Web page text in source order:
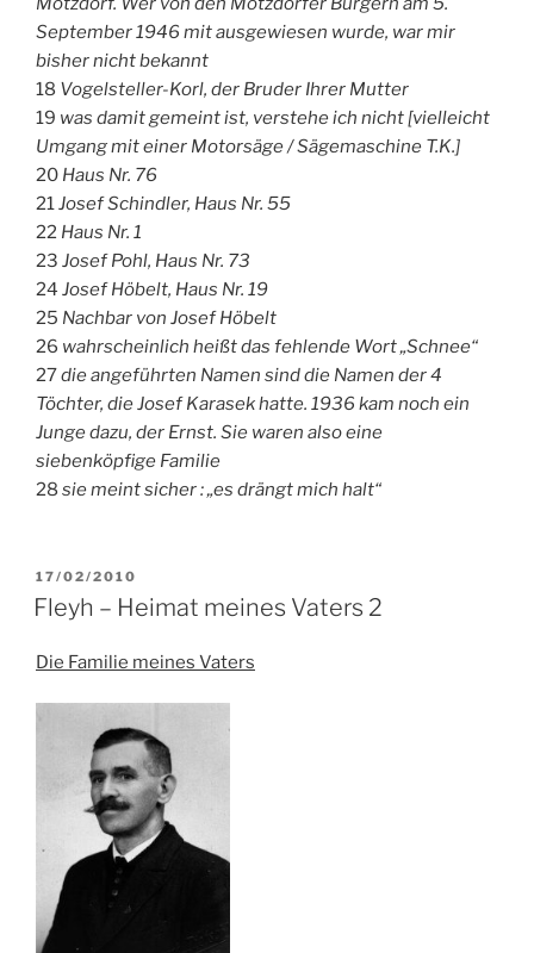
September 1946 mit ausgewiesen wurde, war mir
bisher nicht bekannt
18 Vogelsteller-Korl, der Bruder Ihrer Mutter
19 was damit gemeint ist, verstehe ich nicht [vielleicht
Umgang mit einer Motorsäge / Sägemaschine T.K.]
20 Haus Nr. 76
21 Josef Schindler, Haus Nr. 55
22 Haus Nr. 1
23 Josef Pohl, Haus Nr. 73
24 Josef Höbelt, Haus Nr. 19
25 Nachbar von Josef Höbelt
26 wahrscheinlich heißt das fehlende Wort „Schnee“
27die angeführten Namen sind die Namen der 4
Töchter, die Josef Karasek hatte. 1936 kam noch ein
Junge dazu, der Ernst. Sie waren also eine
siebenköpfige Familie
28 sie meint sicher : „es drängt mich halt“
VERÖFFENTLICHT
AM
17/02/2010
Fleyh – Heimat meines Vaters 2
Die Familie meines Vaters